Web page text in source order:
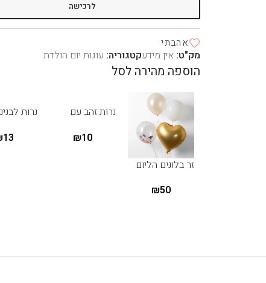
לרכישה
אהבתי
מק"ט: אין מידעקטגוריה: עוגות יום הולדת
הוספה מהירה לסל
זר בלונים הליום
₪50
נרות זהב עם
₪10
נרות
13